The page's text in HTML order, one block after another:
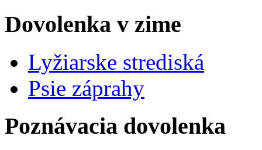
Dovolenka v zime
Lyžiarske strediská
Psie záprahy
Poznávacia dovolenka